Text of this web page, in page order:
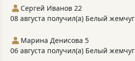
Сергей Иванов 22
08 августа получил(а) Белый жемчуг
Марина Денисова 5
06 августа получил(а) Белый жемчуг